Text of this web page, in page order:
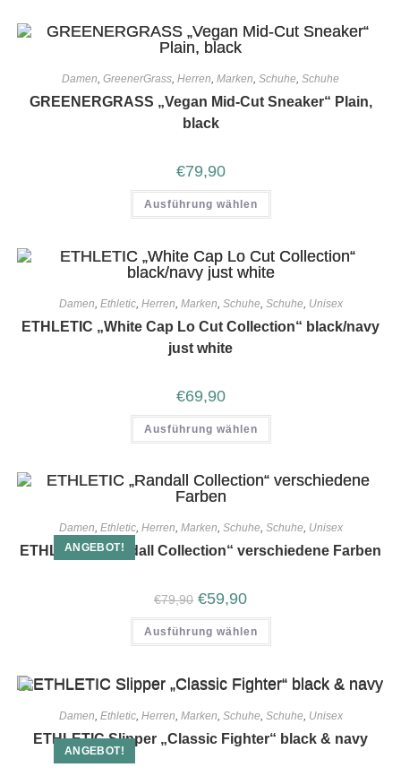
Damen, GreenerGrass, Herren, Marken, Schuhe, Schuhe
GREENERGRASS „Vegan Mid-Cut Sneaker“ Plain,
black
€79,90
Ausführung wählen
Damen Ethletic, Herren Marken Schuhe Schuhe Unisex
ETHLETIC „White Cap Lo Cut Collection“ black/navy
just white
€69,90
Ausführung wählen
ANGEBOT!
Damen, Ethletic, Herren, Marken, Schuhe, Schuhe, Unisex
ETHLETIC „Randall Collection“ verschiedene Farben
€79,90 €59,90
Ausführung wählen
ANGEBOT!
Damen Ethletic, Herren Marken Schuhe Schuhe Unisex
ETHLETIC Slipper „Classic Fighter“ black & navy